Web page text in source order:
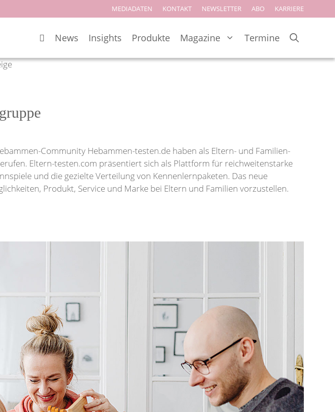
MEDIADATEN KONTAKT NEWSLETTER ABO KARRIERE
News Insights Produkte Magazine Termine
Community Hebammen-testen.de haben als Eltern- und Familien-
Eltern-testen.com präsentiert sich als Plattform für reichweitenstarke
und die gezielte Verteilung von Kennenlernpaketen. Das neue
Produkt, Service und Marke bei Eltern und Familien vorzustellen.